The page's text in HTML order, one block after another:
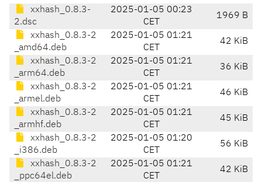
xxhash_0.8.3-
2.dsc
2025-01-05 00:23
CET
1969 B
xxhash_0.8.3-2
_amd64.deb
2025-01-05 01:21
CET
42 KiB
xxhash_0.8.3-2
_arm64.deb
2025-01-05 01:21
CET
36 KiB
xxhash_0.8.3-2
_armel.deb
2025-01-05 01:21
CET
46 KiB
xxhash_0.8.3-2
_armhf.deb
2025-01-05 01:21
CET
45 KiB
xxhash_0.8.3-2
_i386.deb
2025-01-05 01:20
CET
56 KiB
xxhash_0.8.3-2
_ppc64el.deb
2025-01-05 01:21
CET
42 KiB